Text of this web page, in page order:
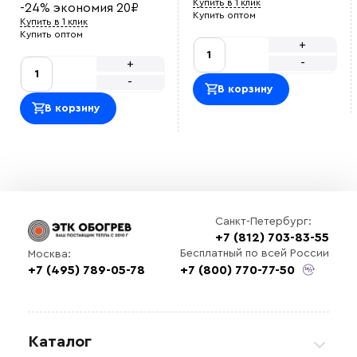
порядке и в срок.
Василий М
ОТличный саморег , покупался на отрез , адекватная
цена.<br> Использовали для обогрева емкости с
водой зимой, на производстве<br>
Оставить отзыв
Выберите
файл
-24% экономия 20₽
Купить в 1 клик
Купить оптом
-
+
В корзину
Купить в 1 клик
Купить оптом
-
+
В корзину
Санкт-Петербург:
+7 (812) 703-83-55
Москва:
+7 (495) 789-05-78
Бесплатный по всей России
+7 (800) 770-77-50
Каталог